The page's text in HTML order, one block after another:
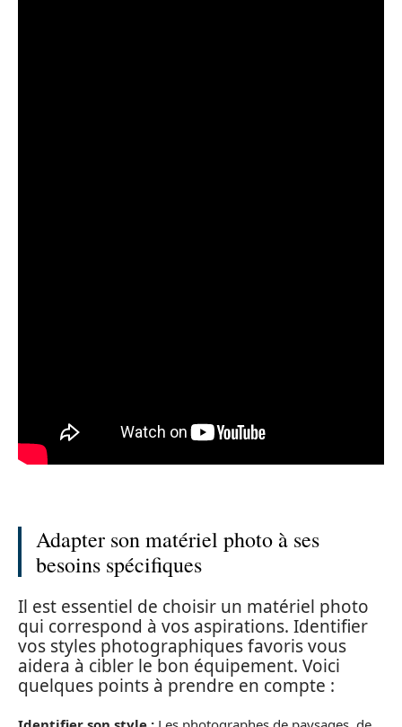
Adapter son matériel photo à ses
besoins spécifiques
Il est essentiel de choisir un matériel photo
qui correspond à vos aspirations. Identifier
vos styles photographiques favoris vous
aidera à cibler le bon équipement. Voici
quelques points à prendre en compte :